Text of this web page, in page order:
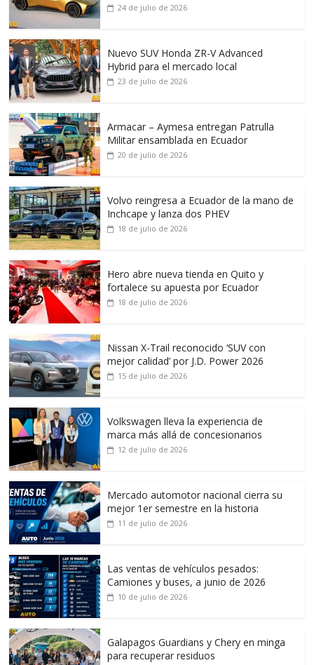
24 de julio de 2026
Nuevo SUV Honda ZR-V Advanced
Hybrid para el mercado local
23 de julio de 2026
Armacar – Aymesa entregan Patrulla
Militar ensamblada en Ecuador
20 de julio de 2026
Volvo reingresa a Ecuador de la mano de
Inchcape y lanza dos PHEV
18 de julio de 2026
Hero abre nueva tienda en Quito y
fortalece su apuesta por Ecuador
18 de julio de 2026
Nissan X-Trail reconocido ‘SUV con
mejor calidad’ por J.D. Power 2026
15 de julio de 2026
Volkswagen lleva la experiencia de
marca más allá de concesionarios
12 de julio de 2026
Mercado automotor nacional cierra su
mejor 1er semestre en la historia
11 de julio de 2026
Las ventas de vehículos pesados:
Camiones y buses, a junio de 2026
10 de julio de 2026
Galapagos Guardians y Chery en minga
para recuperar residuos